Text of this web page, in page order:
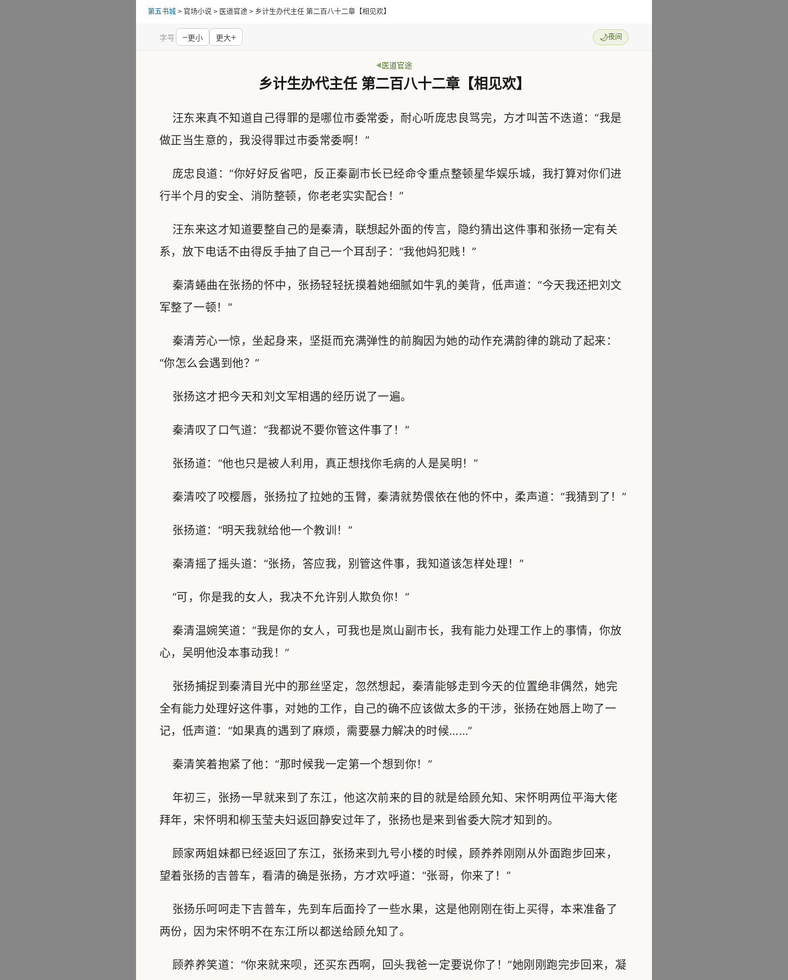
第五书城 > 官场小说 > 医道官途 > 乡计生办代主任 第二百八十二章【相见欢】
字号 −更小 更大+ 🌙夜间
医道官途
乡计生办代主任 第二百八十二章【相见欢】
汪东来真不知道自己得罪的是哪位市委常委，耐心听庞忠良骂完，方才叫苦不迭道：“我是
做正当生意的，我没得罪过市委常委啊！”
庞忠良道：“你好好反省吧，反正秦副市长已经命令重点整顿星华娱乐城，我打算对你们进
行半个月的安全、消防整顿，你老老实实配合！”
汪东来这才知道要整自己的是秦清，联想起外面的传言，隐约猜出这件事和张扬一定有关
系，放下电话不由得反手抽了自己一个耳刮子：“我他妈犯贱！”
秦清蜷曲在张扬的怀中，张扬轻轻抚摸着她细腻如牛乳的美背，低声道：“今天我还把刘文
军整了一顿！”
秦清芳心一惊，坐起身来，坚挺而充满弹性的前胸因为她的动作充满韵律的跳动了起来：
“你怎么会遇到他？”
张扬这才把今天和刘文军相遇的经历说了一遍。
秦清叹了口气道：“我都说不要你管这件事了！”
张扬道：“他也只是被人利用，真正想找你毛病的人是吴明！”
秦清咬了咬樱唇，张扬拉了拉她的玉臂，秦清就势偎依在他的怀中，柔声道：“我猜到了！”
张扬道：“明天我就给他一个教训！”
秦清摇了摇头道：“张扬，答应我，别管这件事，我知道该怎样处理！”
“可，你是我的女人，我决不允许别人欺负你！”
秦清温婉笑道：“我是你的女人，可我也是岚山副市长，我有能力处理工作上的事情，你放
心，吴明他没本事动我！”
张扬捕捉到秦清目光中的那丝坚定，忽然想起，秦清能够走到今天的位置绝非偶然，她完
全有能力处理好这件事，对她的工作，自己的确不应该做太多的干涉，张扬在她唇上吻了一
记，低声道：“如果真的遇到了麻烦，需要暴力解决的时候……”
秦清笑着抱紧了他：“那时候我一定第一个想到你！”
年初三，张扬一早就来到了东江，他这次前来的目的就是给顾允知、宋怀明两位平海大佬
拜年，宋怀明和柳玉莹夫妇返回静安过年了，张扬也是来到省委大院才知到的。
顾家两姐妹都已经返回了东江，张扬来到九号小楼的时候，顾养养刚刚从外面跑步回来，
望着张扬的吉普车，看清的确是张扬，方才欢呼道：“张哥，你来了！”
张扬乐呵呵走下吉普车，先到车后面拎了一些水果，这是他刚刚在街上买得，本来准备了
两份，因为宋怀明不在东江所以都送给顾允知了。
顾养养笑道：“你来就来呗，还买东西啊，回头我爸一定要说你了！”她刚刚跑完步回来，凝